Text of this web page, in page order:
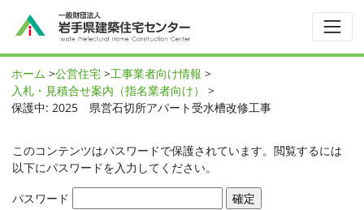
ホーム >公営住宅 >工事業者向け情報 >
入札・見積合せ案内（指名業者向け）
>
保護中: 2025 県営石切所アパート受水槽改修工事
このコンテンツはパスワードで保護されています。閲覧するには
以下にパスワードを入力してください。
パスワード